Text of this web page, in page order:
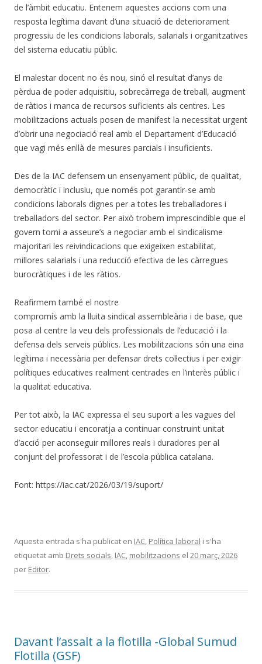
de l’àmbit educatiu. Entenem aquestes accions com una
resposta legítima davant d’una situació de deteriorament
progressiu de les condicions laborals, salarials i organitzatives
del sistema educatiu públic.
El malestar docent no és nou, sinó el resultat d’anys de
pèrdua de poder adquisitiu, sobrecàrrega de treball, augment
de ràtios i manca de recursos suficients als centres. Les
mobilitzacions actuals posen de manifest la necessitat urgent
d’obrir una negociació real amb el Departament d’Educació
que vagi més enllà de mesures parcials i insuficients.
Des de la IAC defensem un ensenyament públic, de qualitat,
democràtic i inclusiu, que només pot garantir-se amb
condicions laborals dignes per a totes les treballadores i
treballadors del sector. Per això trobem imprescindible que el
govern torni a asseure’s a negociar amb el sindicalisme
majoritari les reivindicacions que exigeixen estabilitat,
millores salarials i una reducció efectiva de les càrregues
burocràtiques i de les ràtios.
Reafirmem també el nostre
compromís amb la lluita sindical assembleària i de base, que
posa al centre la veu dels professionals de l’educació i la
defensa dels serveis públics. Les mobilitzacions són una eina
legítima i necessària per defensar drets col·lectius i per exigir
polítiques educatives realment centrades en l’interès públic i
la qualitat educativa.
Per tot això, la IAC expressa el seu suport a les vagues del
sector educatiu i encoratja a continuar construint unitat
d’acció per aconseguir millores reals i duradores per al
conjunt del professorat i de l’escola pública catalana.
Font: https://iac.cat/2026/03/19/suport/
Aquesta entrada s'ha publicat en IAC Política laboral i s'ha
etiquetat amb Drets socials IAC mobilitzacions el 20 març, 2026
per Editor.
Davant l’assalt a la flotilla -Global Sumud
Flotilla (GSF)